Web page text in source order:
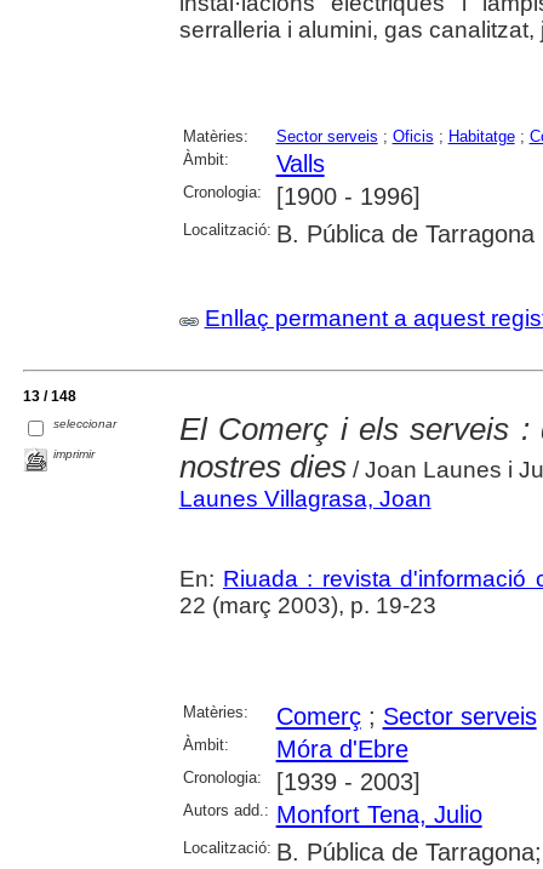
serralleria i alumini, gas
Matèries: Sector serveis ; Oficis ; Habitatge;
Àmbit:
Valls
Cronologia: [1900 - 1996]
Localització: B. Pública de Tarragona
Enllaç permanent a aquest
13 / 148
seleccionar
imprimir
El Comerç i els serveis :
nostres dies/ Joan Launes i
Launes Villagrasa, Joan
En: Riuada : revista d'informació
22 (març 2003), p. 19-23
Matèries: Comerç; Sector serveis
Àmbit: Móra d'Ebre
Cronologia: [1939 - 2003]
Autors add.: Monfort Tena, Julio
Localització: B. Pública de